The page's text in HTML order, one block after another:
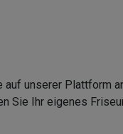
unserer Plattform
Sie Ihr eigenes